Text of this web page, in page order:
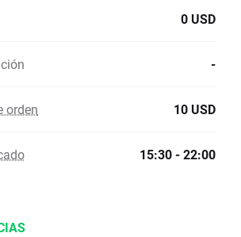
0 USD
-
orden 10 USD
15:30 - 22:00